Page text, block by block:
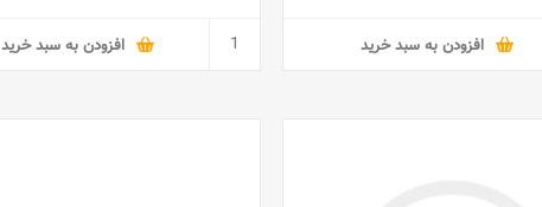
افزودن به سبد خرید افزودن به سبد خرید